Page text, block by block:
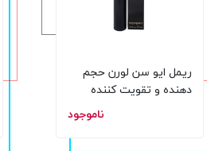
ریمل ایو سن لورن حجم
دهنده و تقویت کننده
ناموجود